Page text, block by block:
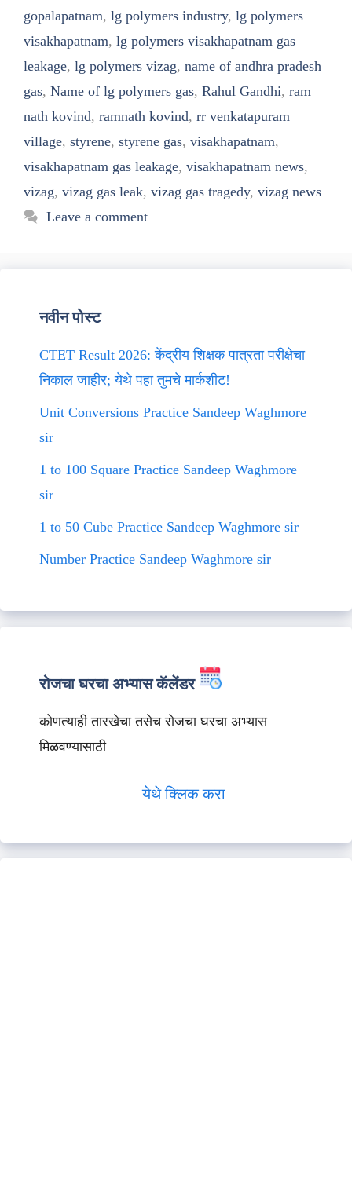
gopalapatnam, lg polymers industry, lg polymers
visakhapatnam, lg polymers visakhapatnam gas
leakage, lg polymers vizag, name of andhra pradesh
gas, Name of lg polymers gas, Rahul Gandhi, ram
nath kovind, ramnath kovind, rr venkatapuram
village, styrene, styrene gas, visakhapatnam,
visakhapatnam gas leakage, visakhapatnam news,
vizag, vizag gas leak, vizag gas tragedy, vizag news
Leave a comment
नवीन पोस्ट
CTET Result 2026: केंद्रीय शिक्षक पात्रता परीक्षेचा
निकाल जाहीर; येथे पहा तुमचे मार्कशीट!
Unit Conversions Practice Sandeep Waghmore
sir
1 to 100 Square Practice Sandeep Waghmore
sir
1 to 50 Cube Practice Sandeep Waghmore sir
Number Practice Sandeep Waghmore sir
रोजचा घरचा अभ्यास कॅलेंडर
कोणत्याही तारखेचा तसेच रोजचा घरचा अभ्यास
मिळवण्यासाठी
येथे क्लिक करा